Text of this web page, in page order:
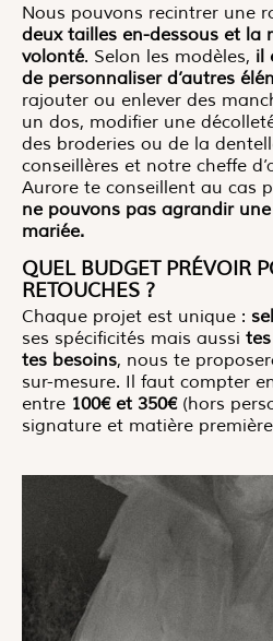
Nous pouvons recintrer une
deux tailles en-dessous et la
volonté. Selon les modèles, il
de personnaliser d’autres
rajouter ou enlever des
un dos, modifier une
des broderies ou de la
conseillères et notre cheffe
Aurore te conseillent au cas
ne pouvons pas agrandir
mariée.
QUEL BUDGET PRÉVOIR
RETOUCHES ?
Chaque projet est unique :
ses spécificités mais aussi
tes besoins, nous te
sur-mesure. Il faut compter
entre 100€ et 350€(hors
signature et matière